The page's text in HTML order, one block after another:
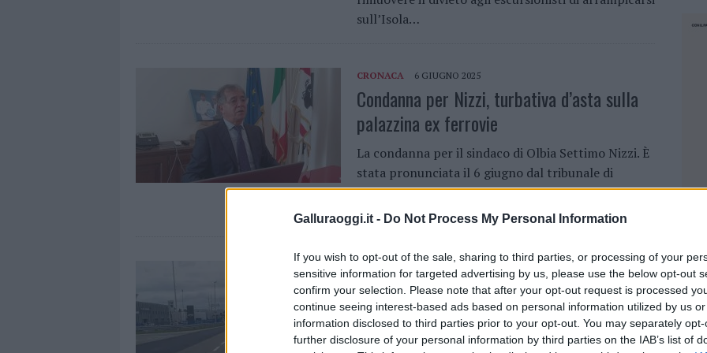
Galluraoggi.it - Do Not Process My Personal Information
If you wish to opt-out of the sale, sharing to third parties, or processing of your
sensitive information for targeted advertising by us, please use the below opt-out
confirm your selection. Please note that after your opt-out request is processed
continue seeing interest-based ads based on personal information utilized by us
information disclosed to third parties prior to your opt-out. You may separately
further disclosure of your personal information by third parties on the IAB’s list of
sull’Isola…
CRONACA 6 GIUGNO 2025
Condanna per Nizzi, turbativa d’asta sulla
palazzina ex ferrovie
La condanna per il sindaco di Olbia Settimo Nizzi. È
stata pronunciata il 6 giugno dal tribunale di
Sassari la condanna, con pena sospesa, a quattro
mesi di reclusione per…
OLBIA 28 FEBBRAIO 2025
L’acqua torna potabile nella zona
industriale di Olbia
Il sindaco di Olbia ha revocato l’ordinanza sul